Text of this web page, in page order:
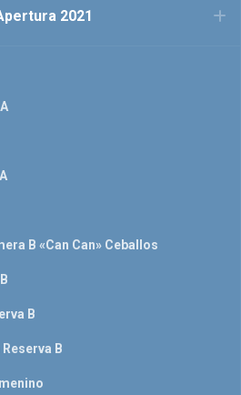
2021
B «Can Can» Ceballos
B
B